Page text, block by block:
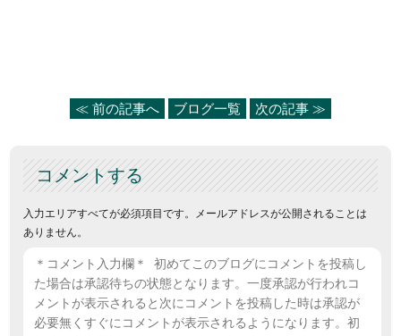
≪ 前の記事へ ブログ一覧 次の記事 ≫
コメントする
入力エリアすべてが必須項目です。メールアドレスが公開されることは
ありません。